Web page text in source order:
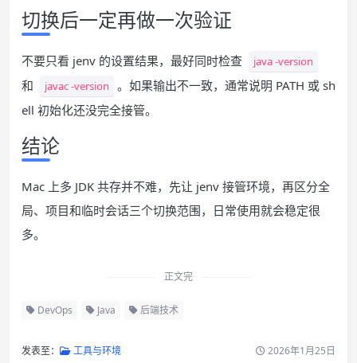
切换后一定再做一次验证
不要只看 jenv 的设置结果，最好同时检查 java -version
和 javac -version
。如果输出不一致，通常说明 PATH 或 sh
ell 初始化还没完全接管。
结论
Mac 上多 JDK 共存并不难，先让 jenv 接管环境，再区分全
局、项目和临时会话三个切换范围，日常使用就会稳定很
多。
正文完
DevOps Java 后端技术
发表至： 工具与环境 2026年1月25日